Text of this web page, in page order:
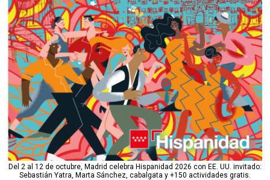
Del 2 al 12 de octubre, Madrid celebra Hispanidad 2026 con EE. UU. invitado:
Sebastián Yatra, Marta Sánchez, cabalgata y +150 actividades gratis.